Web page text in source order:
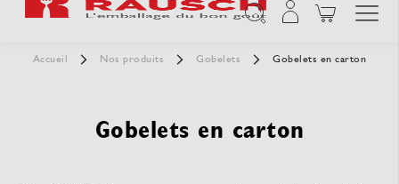
Accueil Nos produits Gobelets Gobelets en carton
Gobelets en carton